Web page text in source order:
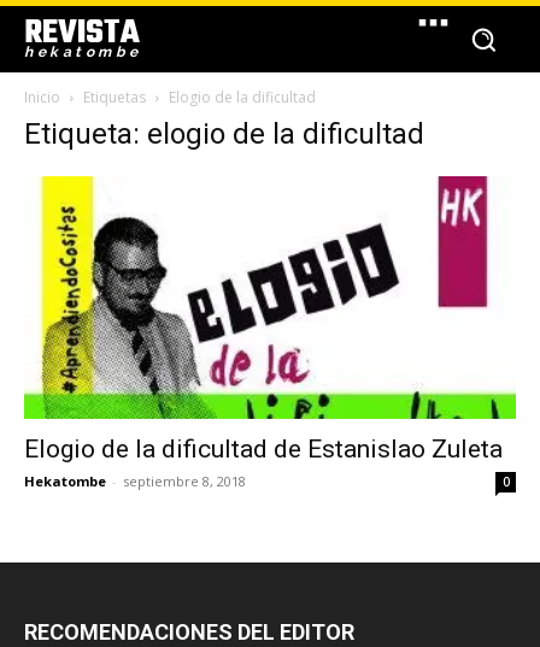
REVISTA
hekatombe
Inicio Etiquetas Elogio de la dificultad
Etiqueta: elogio de la dificultad
Elogio de la dificultad de Estanislao Zuleta
Hekatombe - septiembre 8, 2018 0
RECOMENDACIONES DEL EDITOR